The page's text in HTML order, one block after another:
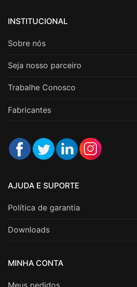
INSTITUCIONAL
Sobre nós
Seja nosso parceiro
Trabalhe Conosco
Fabricantes
AJUDA E SUPORTE
Política de garantia
Downloads
MINHA CONTA
Meus pedidos